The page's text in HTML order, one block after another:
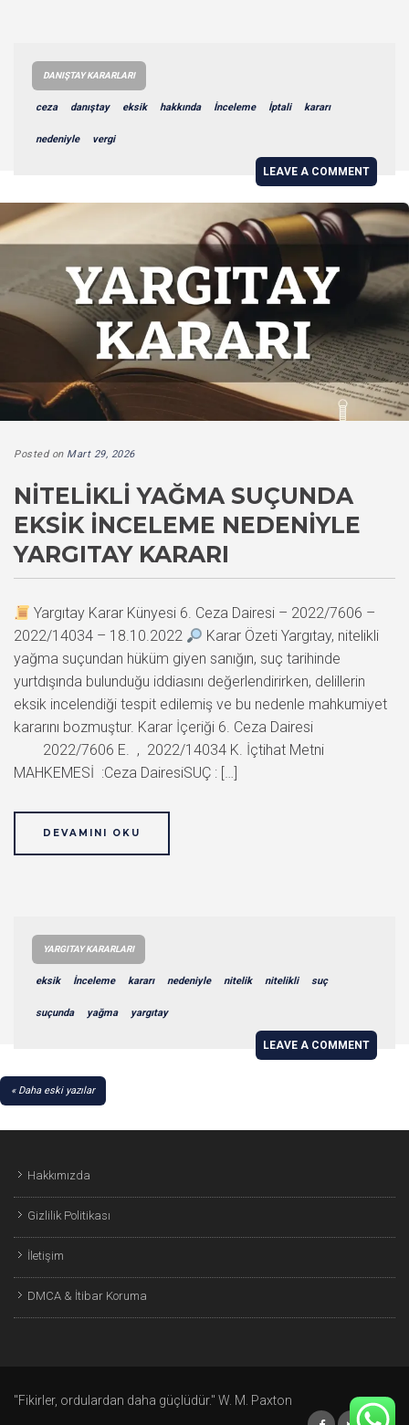
DANIŞTAY KARARLARI
ceza danıştay eksik hakkında İnceleme İptali kararı
nedeniyle vergi
LEAVE A COMMENT
Posted on Mart 29, 2026
NITELIKLI YAĞMA SUÇUNDA
EKSIK İNCELEME NEDENIYLE
YARGITAY KARARI
Yargıtay Karar Künyesi 6. Ceza Dairesi – 2022/7606 –
2022/14034 – 18.10.2022
Karar Özeti Yargıtay, nitelikli
yağma suçundan hüküm giyen sanığın, suç tarihinde
yurtdışında bulunduğu iddiasını değerlendirirken, delillerin
eksik incelendiği tespit edilemiş ve bu nedenle mahkumiyet
kararını bozmuştur. Karar İçeriği 6. Ceza Dairesi
2022/7606 E. , 2022/14034 K. İçtihat Metni
MAHKEMESİ :Ceza DairesiSUÇ : […]
DEVAMINI OKU
YARGITAY KARARLARI
eksik İnceleme kararı nedeniyle nitelik nitelikli suç
suçunda yağma yargıtay
LEAVE A COMMENT
YAZI
Daha eski yazılar
Hakkımızda
Gizlilik Politikası
İletişim
DMCA & İtibar Koruma
"Fikirler, ordulardan daha güçlüdür." W. M. Paxton